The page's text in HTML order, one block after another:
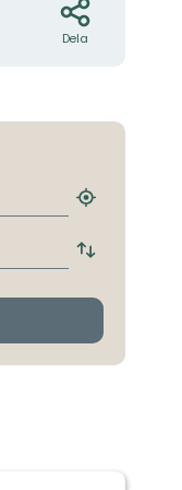
Dela
Hitta
hållplats
Byt
och